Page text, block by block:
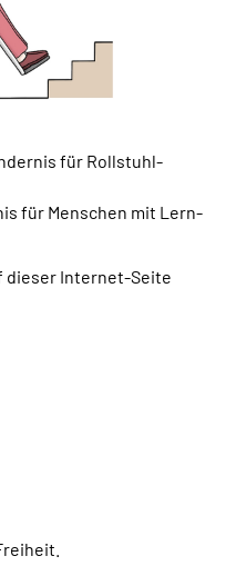
für Rollstuhl-
für Menschen mit Lern-
dieser Internet-Seite